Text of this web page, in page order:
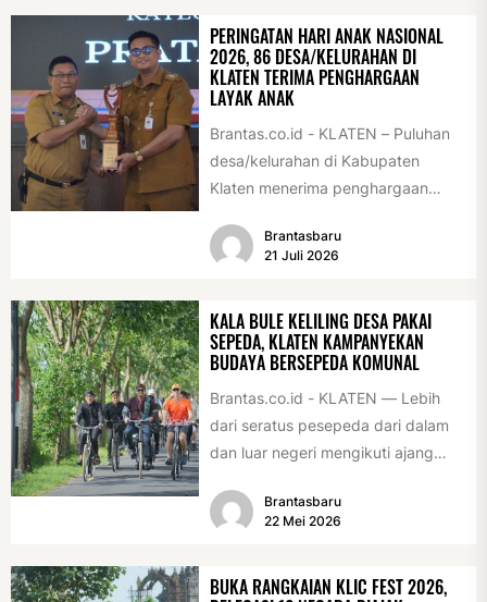
PERINGATAN HARI ANAK NASIONAL
2026, 86 DESA/KELURAHAN DI
KLATEN TERIMA PENGHARGAAN
LAYAK ANAK
Brantas.co.id - KLATEN – Puluhan
desa/kelurahan di Kabupaten
Klaten menerima penghargaan
2026. Penghargaan tersebut
Brantasbaru
21 Juli 2026
KALA BULE KELILING DESA PAKAI
SEPEDA, KLATEN KAMPANYEKAN
BUDAYA BERSEPEDA KOMUNAL
Brantas.co.id - KLATEN — Lebih
dari seratus pesepeda dari dalam
dan luar negeri mengikuti ajang
Association Rally...
Brantasbaru
22 Mei 2026
BUKA RANGKAIAN KLIC FEST 2026,